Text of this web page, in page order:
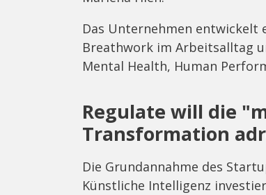
Das Unternehmen
Breathwork im Arbeitsalltag
Mental Health, Human
Regulate will die
Transformation
Die Grundannahme des
Künstliche Intelligenz